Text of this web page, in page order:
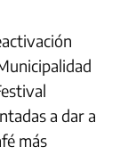
a dar a
más